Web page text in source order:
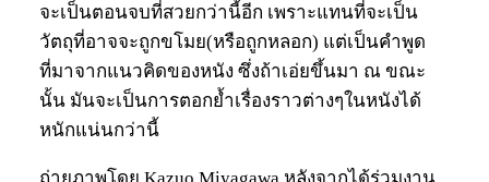
จะเป็นตอนจบที่สวยกว่านี้อีก เพราะแทนที่จะเป็น
วัตถุที่อาจจะถูกขโมย(หรือถูกหลอก) แต่เป็นคำพูด
ที่มาจากแนวคิดของหนัง ซึ่งถ้าเอ่ยขึ้นมา ณ ขณะ
นั้น มันจะเป็นการตอกย้ำเรื่องราวต่างๆในหนังได้
หนักแน่นกว่านี้